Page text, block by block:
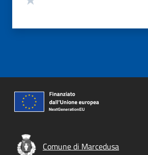
Comune di Marcedusa